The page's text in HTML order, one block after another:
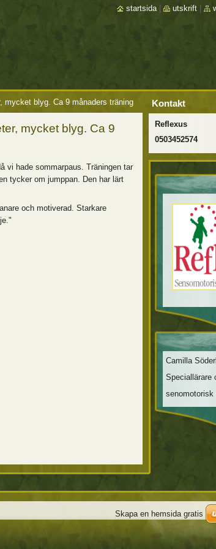
mycket blyg. Ca 9 månaders träning
mycket blyg. Ca 9
vi hade sommarpaus. Träningen tar
tycker om jumppan. Den har lärt
och motiverad. Starkare
Kontakt
Reflexus
0503452574
Camilla
Speciallärare
senomotorisk
startsida utskrift
Skapa en hemsida gratis